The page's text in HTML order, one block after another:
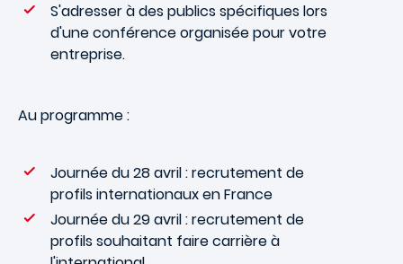
S'adresser à des publics spécifiques lors
d'une conférence organisée pour votre
entreprise.
Au programme :
Journée du 28 avril : recrutement de
profils internationaux en France
Journée du 29 avril : recrutement de
profils souhaitant faire carrière à